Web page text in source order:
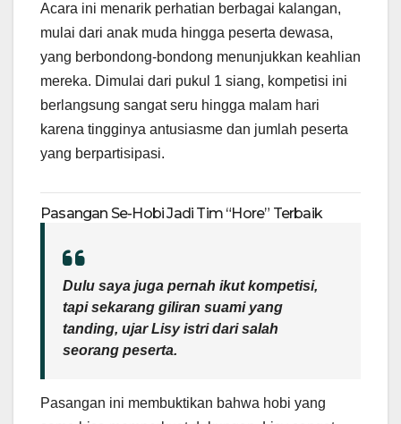
Acara ini menarik perhatian berbagai kalangan,
mulai dari anak muda hingga peserta dewasa,
yang berbondong-bondong menunjukkan keahlian
mereka. Dimulai dari pukul 1 siang, kompetisi ini
berlangsung sangat seru hingga malam hari
karena tingginya antusiasme dan jumlah peserta
yang berpartisipasi.
Pasangan Se-Hobi Jadi Tim “Hore” Terbaik
Dulu saya juga pernah ikut kompetisi,
tapi sekarang giliran suami yang
tanding, ujar Lisy istri dari salah
seorang peserta.
Pasangan ini membuktikan bahwa hobi yang